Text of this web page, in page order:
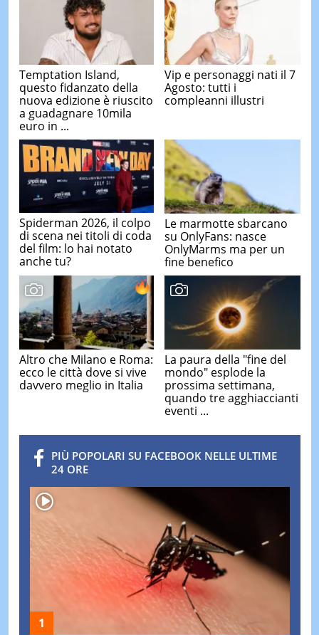
Temptation Island,
questo fidanzato della
nuova edizione è riuscito
a guadagnare 10mila
euro in ...
Vip e personaggi nati il 7
Agosto: tutti i
compleanni illustri
Spiderman 2026, il colpo
di scena nei titoli di coda
del film: lo hai notato
anche tu?
Le marmotte sbarcano
su OnlyFans: nasce
OnlyMarms ma per un
fine benefico
Altro che Milano e Roma:
ecco le città dove si vive
davvero meglio in Italia
La paura della "fine del
mondo" esplode la
prossima settimana,
quando tre agghiaccianti
eventi ...
PIÙ POPOLARI SU FACEBOOK NELLE ULTIME
24 ORE